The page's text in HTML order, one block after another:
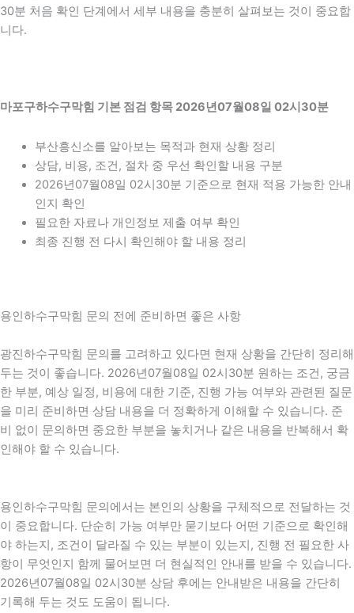
30분 처음 확인 단계에서 세부 내용을 충분히 살펴보는 것이 중요합
니다.
마포구하수구막힘 기본 점검 항목 2026년07월08일 02시30분
부산흥신소를 알아보는 목적과 현재 상황 정리
상담, 비용, 조건, 절차 중 우선 확인할 내용 구분
2026년07월08일 02시30분 기준으로 현재 적용 가능한 안내
인지 확인
필요한 자료나 개인정보 제출 여부 확인
최종 진행 전 다시 확인해야 할 내용 정리
용인하수구막힘 문의 전에 준비하면 좋은 사항
광진하수구막힘 문의를 고려하고 있다면 현재 상황을 간단히 정리해
두는 것이 좋습니다. 2026년07월08일 02시30분 원하는 조건, 궁금
한 부분, 예상 일정, 비용에 대한 기준, 진행 가능 여부와 관련된 질문
을 미리 준비하면 상담 내용을 더 정확하게 이해할 수 있습니다. 준
비 없이 문의하면 중요한 부분을 놓치거나 같은 내용을 반복해서 확
인해야 할 수 있습니다.
용인하수구막힘 문의에서는 본인의 상황을 구체적으로 전달하는 것
이 중요합니다. 단순히 가능 여부만 묻기보다 어떤 기준으로 확인해
야 하는지, 조건이 달라질 수 있는 부분이 있는지, 진행 전 필요한 사
항이 무엇인지 함께 물어보면 더 현실적인 안내를 받을 수 있습니다.
2026년07월08일 02시30분 상담 후에는 안내받은 내용을 간단히
기록해 두는 것도 도움이 됩니다.